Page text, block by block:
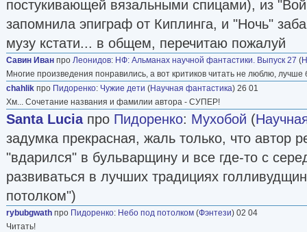
зимних четвергов» (1991) и «Все вещи мира»
своей оригинальной идеей рассказ
одному чиновнику подкинули миниатюрный
уменьшающим устройством, позволявшим на
комнате. Война этого чиновника с осами и в
психологии героя в дальнейшем стала
«Небо над потолком» (1998),
псевдонимом Игорь Берег. Под этим же
своё время по требованию издательства
опубликовал два романа-боевика о военных
«Приказ есть приказ» (2006) и «Приказы не
Сюжет ещё одного романа «Подземелья зла»
постукивающей вязальными спицами), из
запомнила эпиграф от Киплинга, и "Ночь"
музу кстати... в общем, перечитаю пожалуй
Савин Иван про Леонидов: НФ: Альманах научной фантастики. Выпуск 27 (
Многие произведения понравились, а вот критиков читать не люблю, лучше
chahlik про Пидоренко: Чужие дети (Научная фантастика) 26 01
Хм... Сочетание названия и фамилии автора - СУПЕР!
Santa Luciaпро Пидоренко: Мухобой (
задумка прекрасная, жаль только, что автор
"вдарился" в бульварщину и все где-то с
развиваться в лучших традициях
потолком")
rybubgwath про Пидоренко: Небо под потолком (Фэнтези) 02 04
Читать!